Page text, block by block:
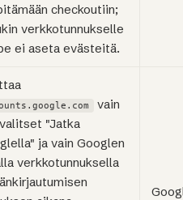
checkoutiin;
verkkotunnukselle
ei aseta evästeitä.
vain
"Jatka
ja vain Googlen
verkkotunnuksella